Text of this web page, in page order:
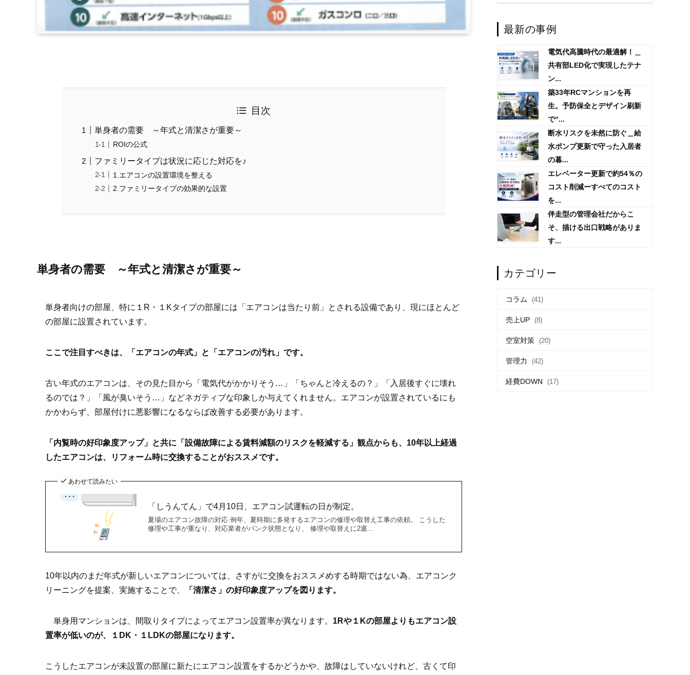
目次
単身者の需要 ～年式と清潔さが重要～
ROIの公式
ファミリータイプは状況に応じた対応を♪
1.エアコンの設置環境を整える
2.ファミリータイプの効果的な設置
単身者の需要 ～年式と清潔さが重要～
単身者向けの部屋、特に１R・１Kタイプの部屋には「エアコンは当たり前」とされる設備であり、現にほとんど
の部屋に設置されています。
ここで注目すべきは、「エアコンの年式」と「エアコンの汚れ」です。
古い年式のエアコンは、その見た目から「電気代がかかりそう…」「ちゃんと冷えるの？」「入居後すぐに壊れ
るのでは？」「風が臭いそう…」などネガティブな印象しか与えてくれません。エアコンが設置されているにも
かかわらず、部屋付けに悪影響になるならば改善する必要があります。
「内覧時の好印象度アップ」と共に「設備故障による賃料減額のリスクを軽減する」観点からも、10年以上経過
したエアコンは、リフォーム時に交換することがおススメです。
あわせて読みたい
「しうんてん」で4月10日、エアコン試運転の日が制定。
夏場のエアコン故障の対応 例年、夏時期に多発するエアコンの修理や取替え工事の依頼。 こうした
修理や工事が重なり、対応業者がパンク状態となり、 修理や取替えに2週...
10年以内のまだ年式が新しいエアコンについては、さすがに交換をおススメめする時期ではない為、エアコンク
リーニングを提案、実施することで、
「清潔さ」の好印象度アップを図ります。
単身用マンションは、間取りタイプによってエアコン設置率が異なります。 1Rや１Kの部屋よりもエアコン設
置率が低いのが、１DK・１LDKの部屋になります。
こうしたエアコンが未設置の部屋に新たにエアコン設置をするかどうかや、故障はしていないけれど、古くて印
最新の事例
電気代高騰時代の最適解！＿
共有部LED化で実現したテナ
ン...
築33年RCマンションを再
生。予防保全とデザイン刷新
で“...
断水リスクを未然に防ぐ＿給
水ポンプ更新で守った入居者
の暮...
エレベーター更新で約54％の
コスト削減ーすべてのコスト
を...
伴走型の管理会社だからこ
そ、描ける出口戦略がありま
す...
カテゴリー
コラム (41)
売上UP (8)
空室対策 (20)
管理力 (42)
経費DOWN (17)